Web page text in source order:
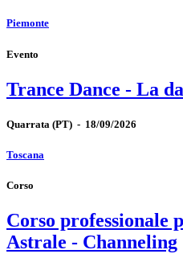
Piemonte
Evento
Trance Dance - La
Quarrata (PT) - 18/09/2026
Toscana
Corso
Corso professionale
Astrale - Channeling